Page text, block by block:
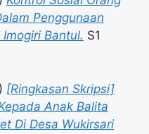
Penggunaan
Bantul. S1
[Ringkasan Skripsi]
Anak Balita
Di Desa Wukirsari